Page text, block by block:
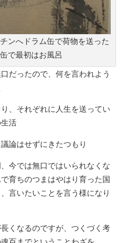
ンへドラム缶で荷物を送った
で最初はお風呂
だったので、何を言われよう
、それぞれに人生を送ってい
活
論はせずにきたつもり
今では無口ではいられなくな
育ちのつまはやはり育った国
言いたいことを言う様になり
くなるのですが、つくづく考
百までということわざを